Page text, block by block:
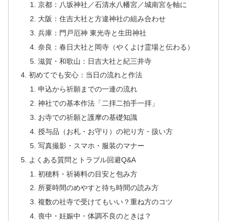
京都：八坂神社／石清水八幡宮／城南宮を軸に
大阪：住吉大社と方違神社の組み合わせ
兵庫：門戸厄神 東光寺と生田神社
奈良：春日大社と岡寺（やくよけ霊場と伝わる）
滋賀・和歌山：日吉大社と紀三井寺
初めてでも安心：当日の流れと作法
申込から祈願までの一連の流れ
神社での基本作法「二拝二拍手一拝」
お寺での祈願と護摩の基礎知識
授与品（お札・お守り）の祀り方・扱い方
写真撮影・スマホ・服装のマナー
よくある質問とトラブル回避Q&A
初穂料・祈祷料の目安と包み方
所要時間のめやすと待ち時間の読み方
複数の社寺で受けてもいい？重ね方のコツ
喪中・妊娠中・体調不良のときは？